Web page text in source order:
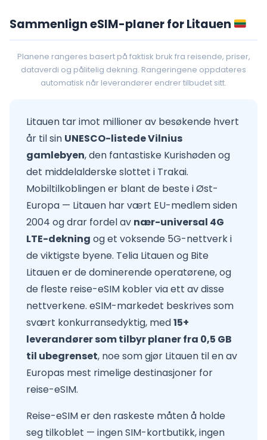
Sammenlign eSIM-planer for Litauen
Planene rangeres basert på faktisk bruk fra reisende, priser,
dataverdi og pålitelig dekning. Rangeringene oppdateres
automatisk når leverandører endrer tilbudet sitt.
Litauen tar imot millioner av besøkende hvert
år til sin UNESCO-listede Vilnius
gamlebyen, den fantastiske Kurishøden og
det middelalderske slottet i Trakai.
Mobiltilkoblingen er blant de beste i Øst-
Europa — Litauen har vært EU-medlem siden
2004 og drar fordel av nær-universal 4G
LTE-dekning og et voksende 5G-nettverk i
de viktigste byene. Telia Litauen og Bite
Litauen er de dominerende operatørene, og
de fleste reise-eSIM kobler via ett av disse
nettverkene. eSIM-markedet beskrives som
svært konkurransedyktig, med15+
leverandører som tilbyr planer fra 0,5 GB
til ubegrenset, noe som gjør Litauen til en av
Europas mest rimelige destinasjoner for
reise-eSIM.
Reise-eSIM er den raskeste måten å holde
seg tilkoblet — ingen SIM-kortbutikk, ingen